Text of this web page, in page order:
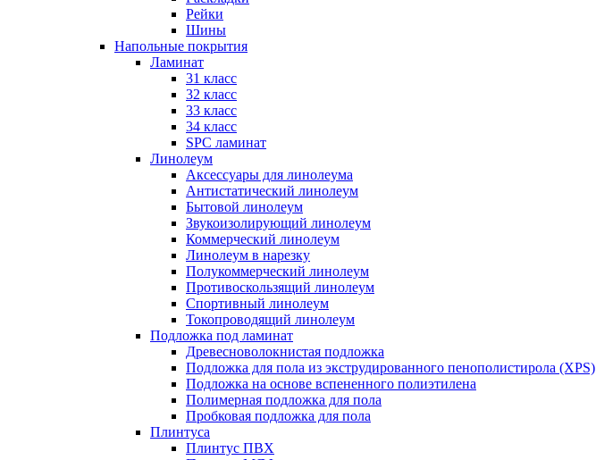
Рейки
Шины
Напольные покрытия
Ламинат
31 класс
32 класс
33 класс
34 класс
SPC ламинат
Линолеум
Аксессуары для линолеума
Антистатический линолеум
Бытовой линолеум
Звукоизолирующий линолеум
Коммерческий линолеум
Линолеум в нарезку
Полукоммерческий линолеум
Противоскользящий линолеум
Спортивный линолеум
Токопроводящий линолеум
Подложка под ламинат
Древесноволокнистая подложка
Подложка для пола из экструдированного пенополистирола (XPS)
Подложка на основе вспененного полиэтилена
Полимерная подложка для пола
Пробковая подложка для пола
Плинтуса
Плинтус ПВХ